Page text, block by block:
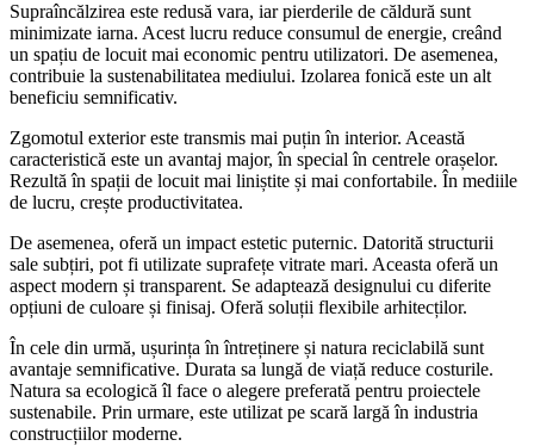
Supraîncălzirea este redusă vara, iar pierderile de căldură sunt
minimizate iarna. Acest lucru reduce consumul de energie, creând
un spațiu de locuit mai economic pentru utilizatori. De asemenea,
contribuie la sustenabilitatea mediului. Izolarea fonică este un alt
beneficiu semnificativ.
Zgomotul exterior este transmis mai puțin în interior. Această
caracteristică este un avantaj major, în special în centrele orașelor.
Rezultă în spații de locuit mai liniștite și mai confortabile. În mediile
de lucru, crește productivitatea.
De asemenea, oferă un impact estetic puternic. Datorită structurii
sale subțiri, pot fi utilizate suprafețe vitrate mari. Aceasta oferă un
aspect modern și transparent. Se adaptează designului cu diferite
opțiuni de culoare și finisaj. Oferă soluții flexibile arhitecților.
În cele din urmă, ușurința în întreținere și natura reciclabilă sunt
avantaje semnificative. Durata sa lungă de viață reduce costurile.
Natura sa ecologică îl face o alegere preferată pentru proiectele
sustenabile. Prin urmare, este utilizat pe scară largă în industria
construcțiilor moderne.